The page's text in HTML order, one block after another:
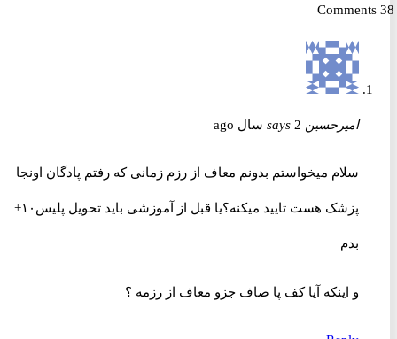
امیرحسین says 2 سال ago
سلام میخواستم بدونم معاف از رزم زمانی که رفتم پادگان اونجا
پزشک هست تایید میکنه؟یا قبل از آموزشی باید تحویل پلیس۱۰+
و اینکه آیا کف پا صاف جزو معاف از رزمه ؟